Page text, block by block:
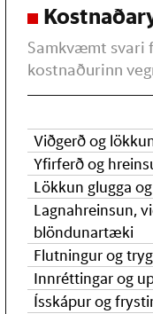
Samkvæmt
kostnaðurinn
Viðgerð og
Yfirferð og
Lökkun glugga
Lagnahreinsun,
blöndunartæki
Flutningur og
Innréttingar og
Ísskápur og